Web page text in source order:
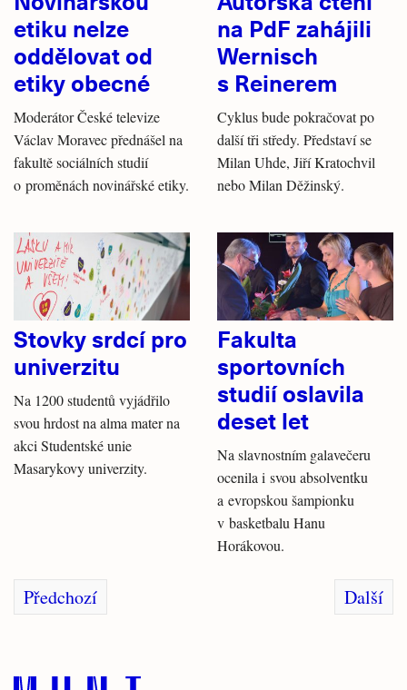
etiku nelze
oddělovat od
etiky obecné
Moderátor České televize
Václav Moravec přednášel na
fakultě sociálních studií
o proměnách novinářské etiky.
na PdF zahájili
Wernisch
s Reinerem
Cyklus bude pokračovat po
další tři středy. Představí se
Milan Uhde, Jiří Kratochvil
nebo Milan Děžinský.
Stovky srdcí pro
univerzitu
Na 1200 studentů vyjádřilo
svou hrdost na alma mater na
akci Studentské unie
Masarykovy univerzity.
Fakulta
sportovních
studií oslavila
deset let
Na slavnostním galavečeru
ocenila i svou absolventku
a evropskou šampionku
v basketbalu Hanu
Horákovou.
Předchozí Další